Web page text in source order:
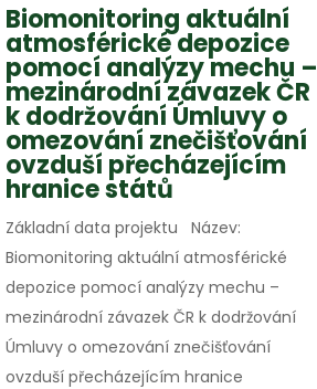
Biomonitoring aktuální
atmosférické depozice
pomocí analýzy mechu –
mezinárodní závazek ČR
k dodržování Úmluvy o
omezování znečišťování
ovzduší přecházejícím
hranice států
Základní data projektu Název:
Biomonitoring aktuální atmosférické
depozice pomocí analýzy mechu –
mezinárodní závazek ČR k dodržování
Úmluvy o omezování znečišťování
ovzduší přecházejícím hranice